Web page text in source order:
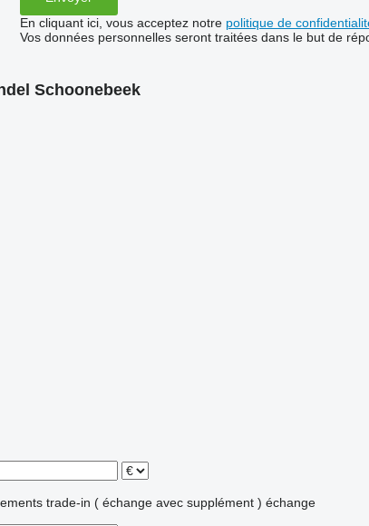
En cliquant ici, vous acceptez notre politique de
Vos données personnelles seront traitées dans le but de
Schoonebeek
trade-in ( échange avec supplément ) échange